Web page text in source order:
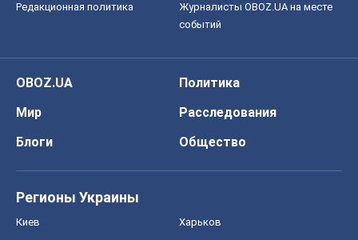
Редакционная политика
Журналисты OBOZ.UA на месте
событий
OBOZ.UA
Политика
Мир
Расследования
Блоги
Общество
Регионы Украины
Киев Харьков